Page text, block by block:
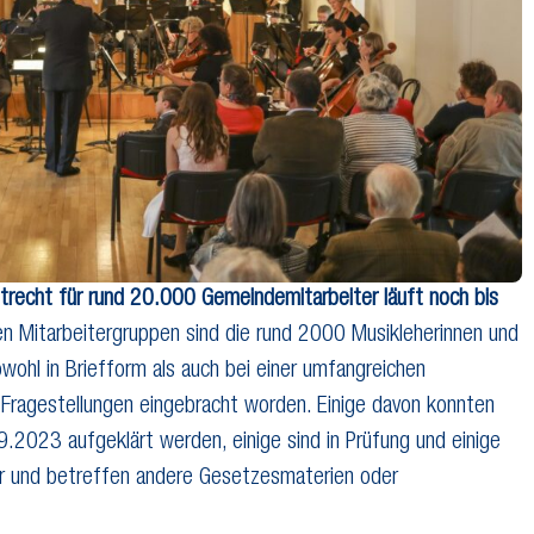
für rund 20.000 Gemeindemitarbeiter läuft noch bis
Mitarbeitergruppen sind die rund 2000 Musikleherinnen und
in Briefform als auch bei einer umfangreichen
eingebracht worden. Einige davon konnten
aufgeklärt werden, einige sind in Prüfung und einige
und betreffen andere Gesetzesmaterien oder